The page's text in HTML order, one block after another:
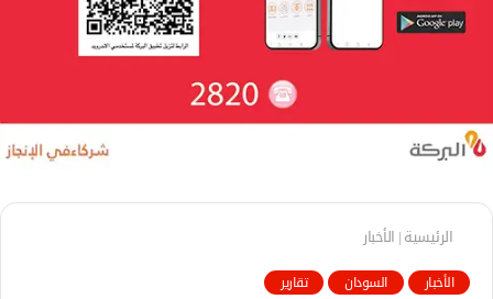
الرئيسية| الأخبار
الأخبار السودان تقارير